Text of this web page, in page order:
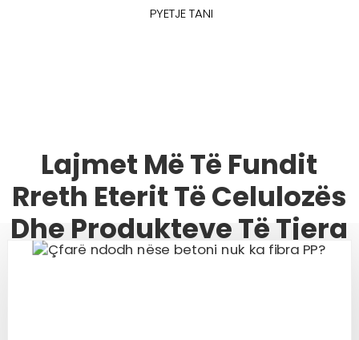
PYETJE TANI
Lajmet Më Të Fundit
Rreth Eterit Të Celulozës
Dhe Produkteve Të Tjera